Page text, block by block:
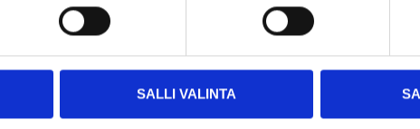
SALLI VALINTA
7
Laddningsbart AA-
batteri, 2450 mAh, 4-
pack
1
AA/LR6 Alkaliskt
batteri, 4-pack
84-1385
2